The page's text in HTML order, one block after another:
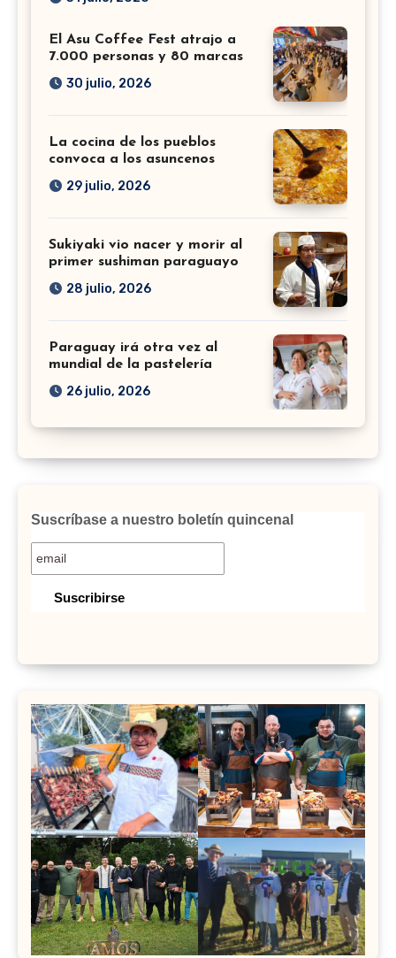
El Asu Coffee Fest atrajo a
7.000 personas y 80 marcas
30 julio, 2026
La cocina de los pueblos
convoca a los asuncenos
29 julio, 2026
Sukiyaki vio nacer y morir al
primer sushiman paraguayo
28 julio, 2026
Paraguay irá otra vez al
mundial de la pastelería
26 julio, 2026
Suscríbase a nuestro boletín quincenal